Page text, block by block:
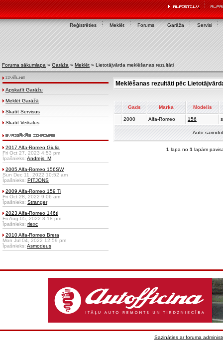
Reģistrēties Meklēt Forums Garāža Servisi
Foruma sākumlapa » Garāža » Meklēt » Lietotājvārda meklēšanas rezultāti
Apskatīt Garāžu
Meklēt Garāžā
Skatīt Servisus
Skatīt Veikalus
2017 Alfa-Romeo Giulia
Fri Oct 27, 2023 4:53 pm
Īpašnieks: Andrejs_M
2005 Alfa-Romeo 156SW
Sun Dec 11, 2022 10:52 am
Īpašnieks: PITJONS
2009 Alfa-Romeo 159 Ti
Fri Oct 28, 2022 9:06 am
Īpašnieks: Stranger
2023 Alfa-Romeo 146ti
Fri Aug 05, 2022 8:18 pm
Īpašnieks: riexc
2010 Alfa-Romeo Brera
Mon Jul 04, 2022 12:59 pm
Īpašnieks: Asmodeus
Meklēšanas rezultāti pēc
Gads Marka Modelis
2000 Alfa-Romeo 156
Auto
1 lapa no 1 lapām
Sazināties ar foruma